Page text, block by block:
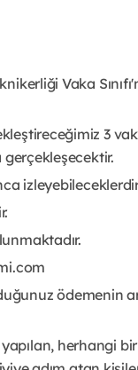
Vaka
3
gerçekleşecektir.
ödemenin
herhangi